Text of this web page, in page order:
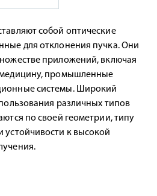
собой оптические
для отклонения пучка. Они
приложений, включая
промышленные
системы. Широкий
различных типов
по своей геометрии, типу
устойчивости к высокой